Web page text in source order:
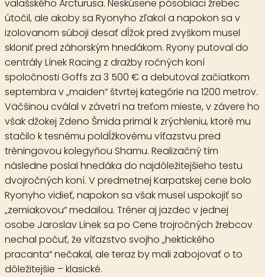
valašského Arcturusa. Neskúsene pôsobiaci žrebec
útočil, ale akoby sa Ryonyho zľakol a napokon sa v
izolovanom súboji desať dĺžok pred zvyškom musel
skloniť pred záhorským hnedákom. Ryony putoval do
centrály Línek Racing z dražby ročných koní
spoločnosti Goffs za 3 500 € a debutoval začiatkom
septembra v „maiden“ štvrtej kategórie na 1200 metrov.
Väčšinou cválal v závetrí na treťom mieste, v závere ho
však džokej Zdeno Šmida primäl k zrýchleniu, ktoré mu
stačilo k tesnému poldĺžkovému víťazstvu pred
tréningovou kolegyňou Shamu. Realizačný tím
následne poslal hnedáka do najdôležitejšieho testu
dvojročných koní. V predmetnej Karpatskej cene bolo
Ryonyho vidieť, napokon sa však musel uspokojiť so
„zemiakovou“ medailou. Tréner aj jazdec v jednej
osobe Jaroslav Línek sa po Cene trojročných žrebcov
nechal počuť, že víťazstvo svojho „hektického
pracanta“ nečakal, ale teraz by mali zabojovať o to
dôležitejšie – klasické.